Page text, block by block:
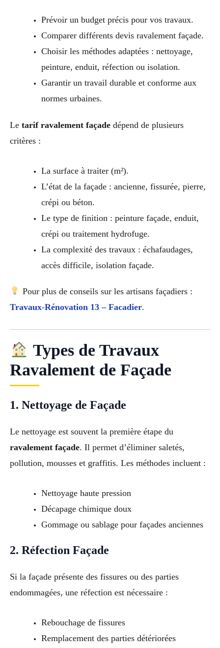
Prévoir un budget précis pour vos travaux.
Comparer différents devis ravalement façade.
Choisir les méthodes adaptées : nettoyage,
peinture, enduit, réfection ou isolation.
Garantir un travail durable et conforme aux
normes urbaines.
Le tarif ravalement façade dépend de plusieurs
critères :
La surface à traiter (m²).
L’état de la façade : ancienne, fissurée, pierre,
crépi ou béton.
Le type de finition : peinture façade, enduit,
crépi ou traitement hydrofuge.
La complexité des travaux : échafaudages,
accès difficile, isolation façade.
Pour plus de conseils sur les artisans façadiers :
Travaux-Rénovation 13 – Facadier.
Types de Travaux
Ravalement de Façade
1. Nettoyage de Façade
Le nettoyage est souvent la première étape du
ravalement façade. Il permet d’éliminer saletés,
pollution, mousses et graffitis. Les méthodes incluent :
Nettoyage haute pression
Décapage chimique doux
Gommage ou sablage pour façades anciennes
2. Réfection Façade
Si la façade présente des fissures ou des parties
endommagées, une réfection est nécessaire :
Rebouchage de fissures
Remplacement des parties détériorées